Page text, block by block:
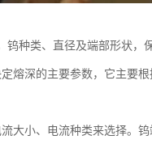
种类、直径及端部形状，
熔深的主要参数，它主要
大小、电流种类来选择。